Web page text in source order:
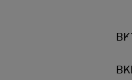
Yleinen julkinen tila 32
Kovan kulutuksen